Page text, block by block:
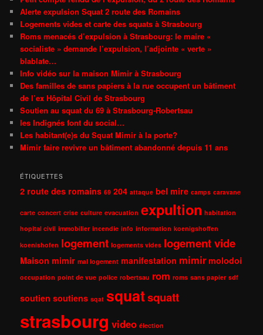
Alerte expulsion Squat 2 route des Romains
Logements vides et carte des squats à Strasbourg
Roms menacés d’expulsion à Strasbourg: le maire «
socialiste » demande l’expulsion, l’adjointe « verte »
blablate…
Info vidéo sur la maison Mimir à Strasbourg
Des familles de sans papiers à la rue occupent un bâtiment
de l’ex Hôpital Civil de Strasbourg
Soutien au squat du 69 à Strasbourg-Robertsau
les Indignés font du social…
Les habitant(e)s du Squat Mimir à la porte?
Mimir faire revivre un bâtiment abandonné depuis 11 ans
ÉTIQUETTES
2 route des romains 69 204 attaque bel mire camps caravane
carte concert crise culture evacuation expultion habitation
hopital civil immobilier incendie info information koenigshoffen
koenishofen logement logements vides logement vide
Maison mimir mal logement manifestation mimir molodoi
occupation point de vue police robertsau rom roms sans papier sdf
soutien soutiens sqat squatsquatt
strasbourg video élection